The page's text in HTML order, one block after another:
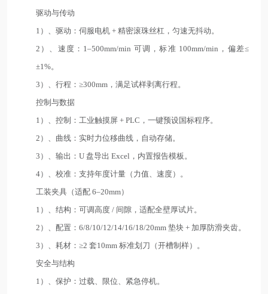
驱动与传动
1）、驱动：伺服电机 + 精密滚珠丝杠，匀速无抖动。
2）、速度：1–500mm/min 可调，标准 100mm/min，偏差≤
±1%。
3）、行程：≥300mm，满足试样剥离行程。
控制与数据
1）、控制：工业触摸屏 + PLC，一键预设国标程序。
2）、曲线：实时力位移曲线，自动存储。
3）、输出：U 盘导出 Excel，内置报告模板。
4）、校准：支持年度计量（力值、速度）。
工装夹具（适配 6–20mm）
1）、结构：可调高度 / 间隙，适配全壁厚试片。
2）、配置：6/8/10/12/14/16/18/20mm 垫块 + 加厚防滑夹齿。
3）、耗材：≥2 套10mm 标准划刀（开槽制样）。
安全与结构
1）、保护：过载、限位、紧急停机。